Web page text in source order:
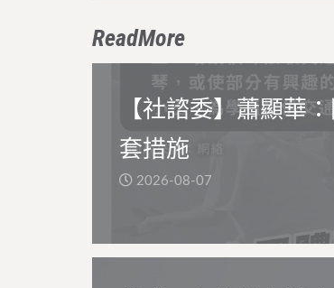
ReadMore
【社諮委】蕭顯華
套措施
2026-08-07